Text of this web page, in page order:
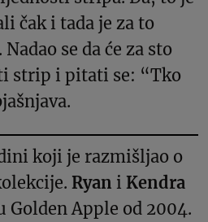
čak i tada je za to
se da će za sto
strip i pitati se: “Tko
koji je razmišljao o
Ryan i Kendra
Golden Apple od 2004.